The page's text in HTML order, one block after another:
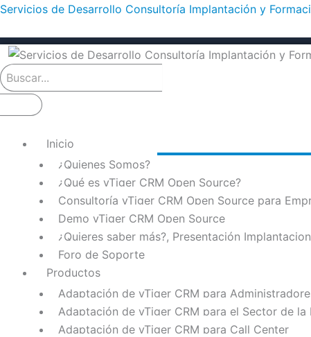
Ir
contenido
Servicios de Desarrollo Consultoría Implantación y
Inicio
¿Quienes Somos?
¿Qué es vTiger CRM Open Source?
Consultoría vTiger CRM Open Source para
Demo vTiger CRM Open Source
¿Quieres saber más?, Presentación
Foro de Soporte
Productos
Adaptación de vTiger CRM para
Adaptación de vTiger CRM para el Sector de la
Adaptación de vTiger CRM para Call Center